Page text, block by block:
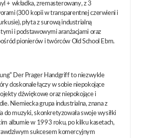
+ wkładka, zremasterowany, z 3
(300 kopii w transparentnej czerwieni i
płyta z surową industrialną
i podstawowymi aranżacjami oraz
pionierów i twórców Old School Ebm.
Der Prager Handgriff to niezwykle
doskonale łączy w sobie niepokojące
dźwiękowe oraz niepokojące i
Niemiecka grupa industrialna, znana z
do muzyki, skonkretyzowała swoje wysiłki
albumie w 1993 roku, po kilku kasetach,
sukcesem komercyjnym